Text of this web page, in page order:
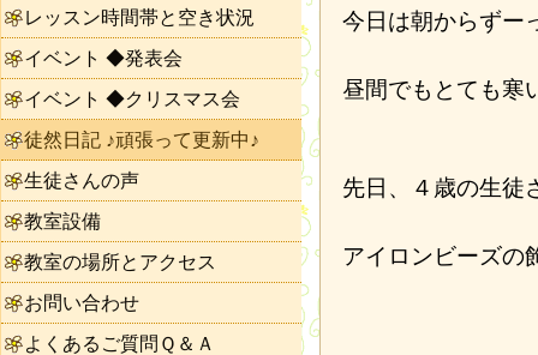
今日は朝からずー
昼間でもとても
先日、４歳の生徒
アイロンビーズの
レッスン時間帯と空き状況
イベント ◆発表会
イベント ◆クリスマス会
徒然日記 ♪頑張って更新中♪
生徒さんの声
教室設備
教室の場所とアクセス
お問い合わせ
よくあるご質問Ｑ＆Ａ